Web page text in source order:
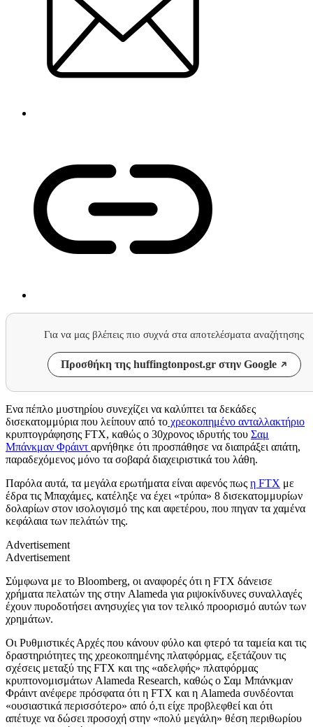
Για να μας βλέπεις πιο συχνά στα αποτελέσματα αναζήτησης
Προσθήκη της huffingtonpost.gr στην Google
Ενα πέπλο μυστηρίου συνεχίζει να καλύπτει τα δεκάδες
δισεκατομμύρια που λείπουν από το χρεοκοπημένο ανταλλακτήριο
κρυπτογράφησης FTX, καθώς ο 30χρονος ιδρυτής του Σαμ
Μπάνκμαν Φράιντ αρνήθηκε ότι προσπάθησε να διαπράξει απάτη,
παραδεχόμενος μόνο τα σοβαρά διαχειριστικά του λάθη.
Παρόλα αυτά, τα μεγάλα ερωτήματα είναι αφενός πως η FTX με
έδρα τις Μπαχάμες, κατέληξε να έχει «τρύπα» 8 δισεκατομμυρίων
δολαρίων στον ισολογισμό της και αφετέρου, που πηγαν τα χαμένα
κεφάλαια των πελάτών της.
Advertisement
Advertisement
Σύμφωνα με το Bloomberg, οι αναφορές ότι η FTX δάνεισε
χρήματα πελατών της στην Alameda για ριψοκίνδυνες συναλλαγές
έχουν πυροδοτήσει ανησυχίες για τον τελικό προορισμό αυτών των
χρημάτων.
Οι Ρυθμιστικές Αρχές που κάνουν φύλο και φτερό τα ταμεία και τις
δραστηριότητες της χρεοκοπημένης πλατφόρμας, εξετάζουν τις
σχέσεις μεταξύ της FTX και της «αδελφής» πλατφόρμας
κρυπτονομισμάτων Alameda Research, καθώς ο Σαμ Μπάνκμαν
Φράιντ ανέφερε πρόσφατα ότι η FTX και η Alameda συνδέονται
«ουσιαστικά περισσότερο» από ό,τι είχε προβλεφθεί και ότι
απέτυχε να δώσει προσοχή στην «πολύ μεγάλη» θέση περιθωρίου